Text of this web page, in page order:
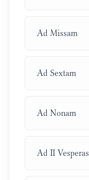
Ad Missam
Ad Sextam
Ad Nonam
Ad II Vesperas